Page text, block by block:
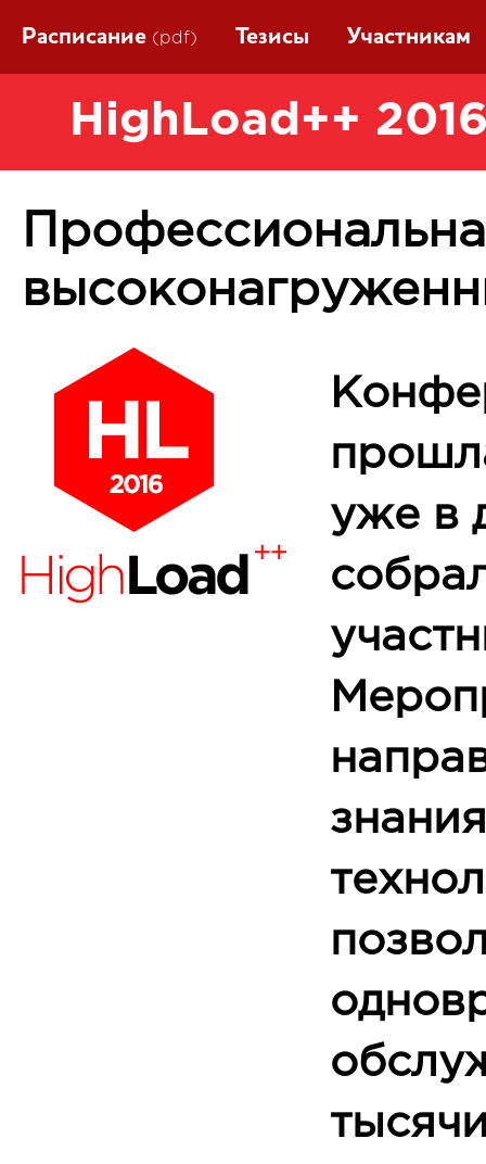
Расписание (pdf) Тезисы Участникам
HighLoad++
уже в